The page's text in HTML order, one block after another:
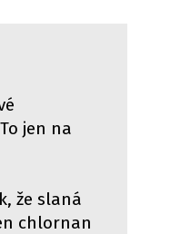
jen na
že slaná
chlornan